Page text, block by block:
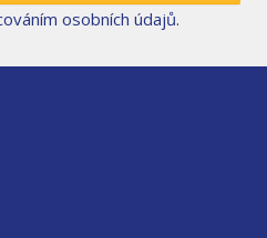
osobních údajů.